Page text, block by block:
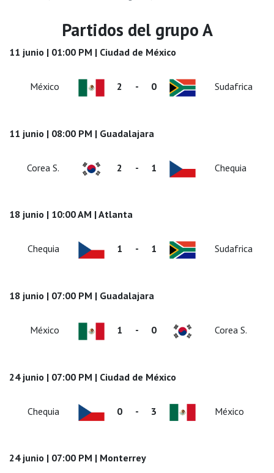
Partidos del grupo A
11 junio | 01:00 PM | Ciudad de México
México 2 - 0 Sudafrica
11 junio | 08:00 PM | Guadalajara
Corea S. 2 - 1 Chequia
18 junio | 10:00 AM | Atlanta
Chequia 1 - 1 Sudafrica
18 junio | 07:00 PM | Guadalajara
México 1 - 0 Corea S.
24 junio | 07:00 PM | Ciudad de México
Chequia 0 - 3 México
24 junio | 07:00 PM | Monterrey